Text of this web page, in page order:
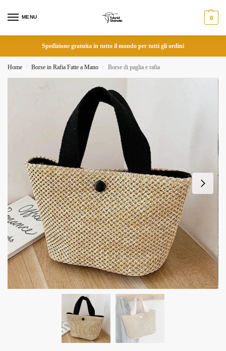
MENU 0
Spedizione gratuita in tutto il mondo per tutti gli ordini
Home / Borse in Rafia Fatte a Mano / Borse di paglia e rafia